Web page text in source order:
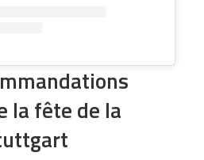
la fête de la